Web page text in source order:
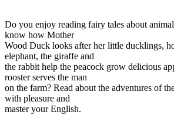
Do you enjoy reading fairy tales about
know how Mother
Wood Duck looks after her little ducklings,
elephant, the giraffe and
the rabbit help the peacock grow delicious
rooster serves the man
on the farm? Read about the adventures of
with pleasure and
master your English.